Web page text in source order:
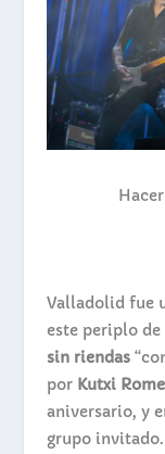
Valladolid fue
este periplo
sin riendas
por Kutxi
aniversario, y
grupo